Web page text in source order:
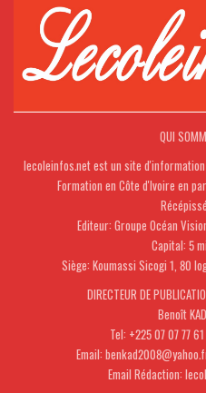
QUI
lecoleinfos.net est un site
Formation en Côte d'Ivoire en
Editeur: Groupe Océan
Capital: 5
Siège: Koumassi Sicogi 1, 80
DIRECTEUR DE
Benoît
Tel: +225 07 07 77
Email:
Email Rédaction: